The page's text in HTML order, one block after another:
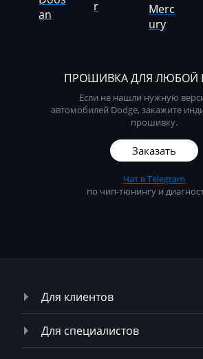
LDV
Luxgen
Mack
an
r
Merc
ury
ПРОШИВКА ДЛЯ ЛЮБОЙ
Если не нашли нужную
автомобилей Dodge, закажите
прошивку.
Заказать
Чат в Telegram
по чип-тюнингу и
Для клиентов
Для специалистов